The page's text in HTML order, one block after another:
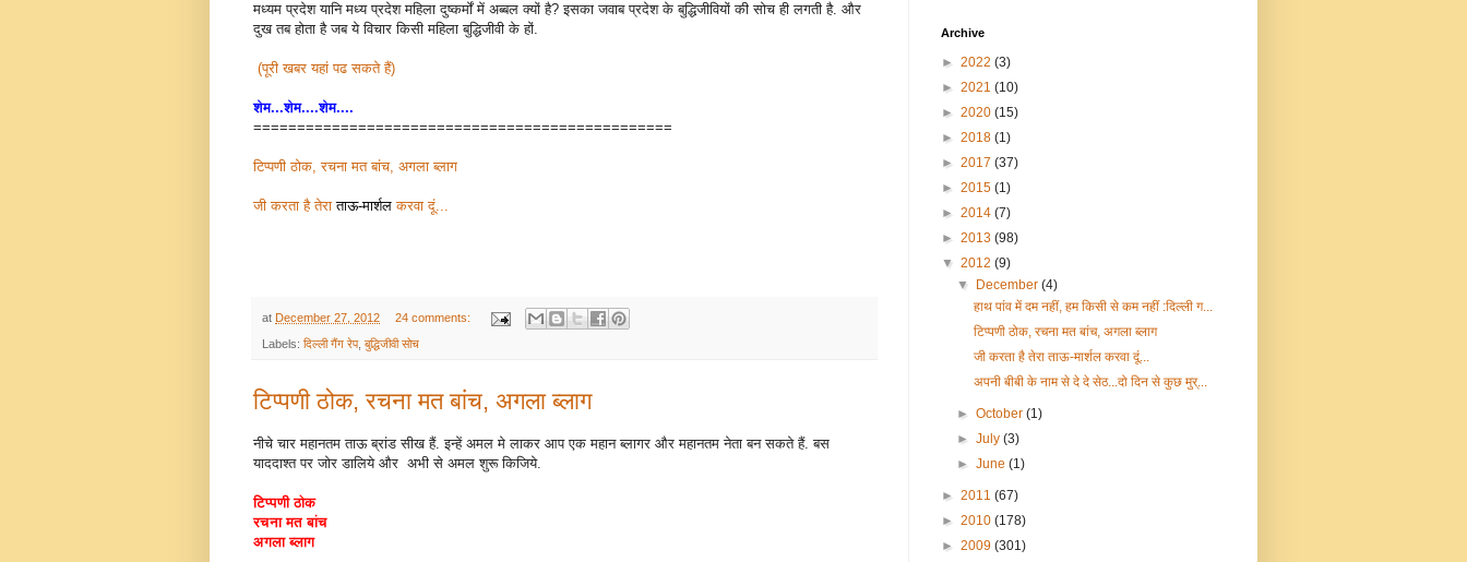
मध्यम प्रदेश यानि मध्य प्रदेश महिला दुष्कर्मों में अब्बल क्यों है? इसका जवाब प्रदेश के बुद्धिजीवियों की सोच ही लगती है. और
दुख तब होता है जब ये विचार किसी महिला बुद्धिजीवी के हों.
(पूरी खबर यहां पढ सकते हैं)
शेम...शेम....शेम....
================================================
टिप्पणी ठोक, रचना मत बांच, अगला ब्लाग
जी करता है तेराताऊ-मार्शल करवा दूं...
at December 27, 2012 24 comments:
Labels: दिल्ली गैंग रेप, बुद्धिजीवी सोच
टिप्पणी ठोक, रचना मत बांच, अगला ब्लाग
नीचे चार महानतम ताऊ ब्रांड सीख हैं. इन्हें अमल मे लाकर आप एक महान ब्लागर और महानतम नेता बन सकते हैं. बस
याददाश्त पर जोर डालिये और अभी से अमल शुरू किजिये.
टिप्पणी ठोक
रचना मत बांच
अगला ब्लाग
Archive
► 2022 (3)
► 2021 (10)
► 2020 (15)
► 2018 (1)
► 2017 (37)
► 2015 (1)
► 2014 (7)
► 2013 (98)
▼ 2012 (9)
▼
December(4)
हाथ पांव में दम नहीं, हम किसी से कम नहीं :दिल्ली ग...
टिप्पणी ठोक, रचना मत बांच, अगला ब्लाग
जी करता है तेरा ताऊ-मार्शल करवा दूं...
अपनी बीबी के नाम से दे दे सेठ...दो दिन से कुछ मुर्...
►October(1)
►July(3)
►June(1)
► 2011 (67)
► 2010 (178)
► 2009 (301)